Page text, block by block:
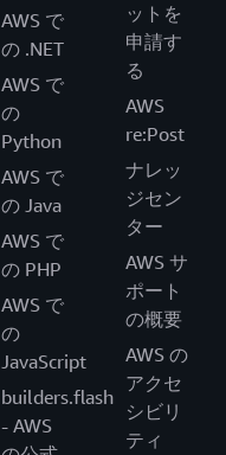
AWS で
の .NET
AWS で
の
Python
AWS で
の Java
AWS で
の PHP
AWS で
の
JavaScript
builders.flash
- AWS
ットを
申請す
る
AWS
re:Post
ナレッ
ジセン
ター
AWS サ
ポート
の概要
AWS の
アクセ
シビリ
ティ